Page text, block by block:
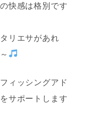
快感は格別です
リエサがあれ
ィッシングアド
サポートします